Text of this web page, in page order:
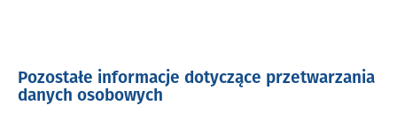
Pozostałe informacje dotyczące przetwarzania
danych osobowych